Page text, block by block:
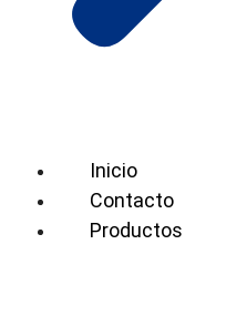
Inicio
Contacto
Productos